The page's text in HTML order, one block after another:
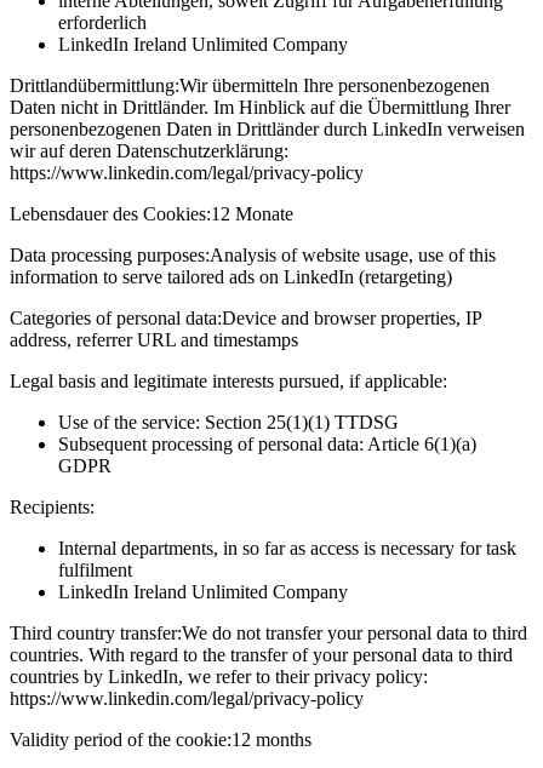
erforderlich
LinkedIn Ireland Unlimited Company
Drittlandübermittlung:Wir übermitteln Ihre personenbezogenen
Daten nicht in Drittländer. Im Hinblick auf die Übermittlung Ihrer
personenbezogenen Daten in Drittländer durch LinkedIn verweisen
wir auf deren Datenschutzerklärung:
https://www.linkedin.com/legal/privacy-policy
Lebensdauer des Cookies:12 Monate
Data processing purposes:Analysis of website usage, use of this
information to serve tailored ads on LinkedIn (retargeting)
Categories of personal data:Device and browser properties, IP
address, referrer URL and timestamps
Legal basis and legitimate interests pursued, if applicable:
Use of the service: Section 25(1)(1) TTDSG
Subsequent processing of personal data: Article 6(1)(a)
GDPR
Recipients:
Internal departments, in so far as access is necessary for task
fulfilment
LinkedIn Ireland Unlimited Company
Third country transfer:We do not transfer your personal data to third
countries. With regard to the transfer of your personal data to third
countries by LinkedIn, we refer to their privacy policy:
https://www.linkedin.com/legal/privacy-policy
Validity period of the cookie:12 months